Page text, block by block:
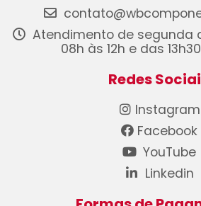
Atendimento de segunda
08h às 12h e das
Redes
Instagram
Facebook
YouTube
Linkedin